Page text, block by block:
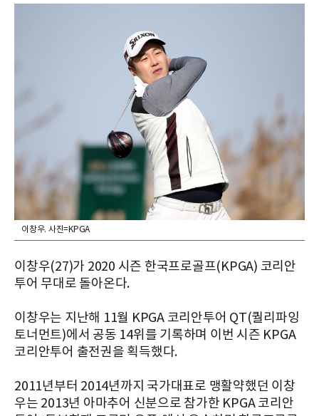
이창우. 사진=KPGA
이창우(27)가 2020 시즌 한국프로골프(KPGA) 코리안
투어 무대로 돌아온다.
이창우는 지난해 11월 KPGA 코리안투어 QT(퀄리파잉
토너먼트)에서 공동 14위를 기록하며 이번 시즌 KPGA
코리안투어 출전권을 획득했다.
2011년부터 2014년까지 국가대표로 맹활약했던 이창
우는 2013년 아마추어 신분으로 참가한 KPGA코리안